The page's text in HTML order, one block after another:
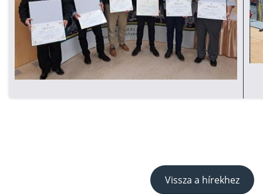
Vissza a hírekhez